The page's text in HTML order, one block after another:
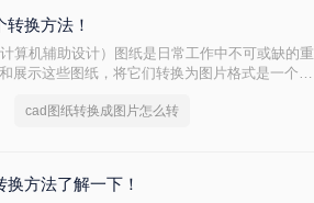
换方法！
算机辅助设计）图纸是日常工作中不可或缺的重
展示这些图纸，将它们转换为图片格式是一个明
cad图纸转换成图片怎么转
方法了解一下！